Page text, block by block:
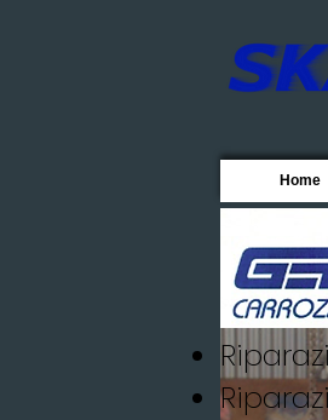
Home